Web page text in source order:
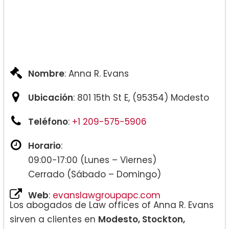
Nombre: Anna R. Evans
Ubicación: 801 15th St E, (95354) Modesto
Teléfono: +1 209-575-5906
Horario:
09:00-17:00 (Lunes – Viernes)
Cerrado (Sábado – Domingo)
Web: evanslawgroupapc.com
Los abogados de Law offices of Anna R. Evans
sirven a clientes en Modesto, Stockton,